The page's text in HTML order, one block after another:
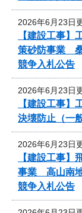
2026年6月23日
【建設工事
策砂防事業
競争入札公告
2026年6月23日
【建設工事
決壊防止（一
2026年6月23日
【建設工事
事業 高山南
競争入札公告